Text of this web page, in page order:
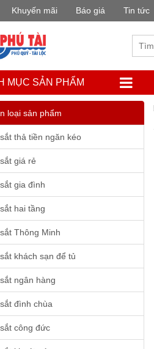
Khuyến mãi Báo giá Tin tức
MỤC SẢN PHẨM
loại sản phẩm
thả tiền ngăn kéo
giá rẻ
gia đình
hai tầng
Thông Minh
khách sạn để tủ
ngân hàng
đình chùa
công đức